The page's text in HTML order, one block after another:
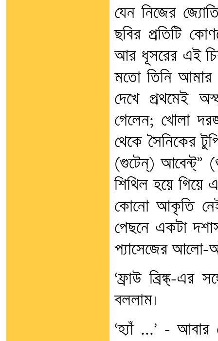
যেন নিজের
ছবির প্রতিটি
আর ধূসরের এই
মতো তিনি আমার
দেখে প্রথমেই
গেলেন; খোলা
থেকে সৈনিকের
(গুটেন্‌) আবেন্ট্‌”
শিথিল হয়ে গিয়ে
কোনো আকৃতি
পেছনে একটা
প্যাসেজের আলো-
‘ফ্রাউ ব্রিঙ্ক্‌-এর
বললাম।
‘হ্যাঁ ...’ – আবার